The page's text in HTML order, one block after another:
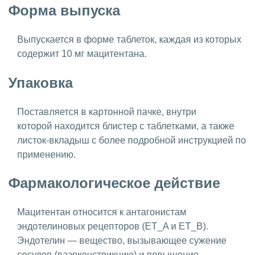
Форма выпуска
Выпускается в форме таблеток, каждая из которых
содержит 10 мг мацитентана.
Упаковка
Поставляется в картонной пачке, внутри
которой находится блистер с таблетками, а также
листок-вкладыш с более подробной инструкцией по
применению.
Фармакологическое действие
Мацитентан относится к антагонистам
эндотелиновых рецепторов (ET_A и ET_B).
Эндотелин — вещество, вызывающее сужение